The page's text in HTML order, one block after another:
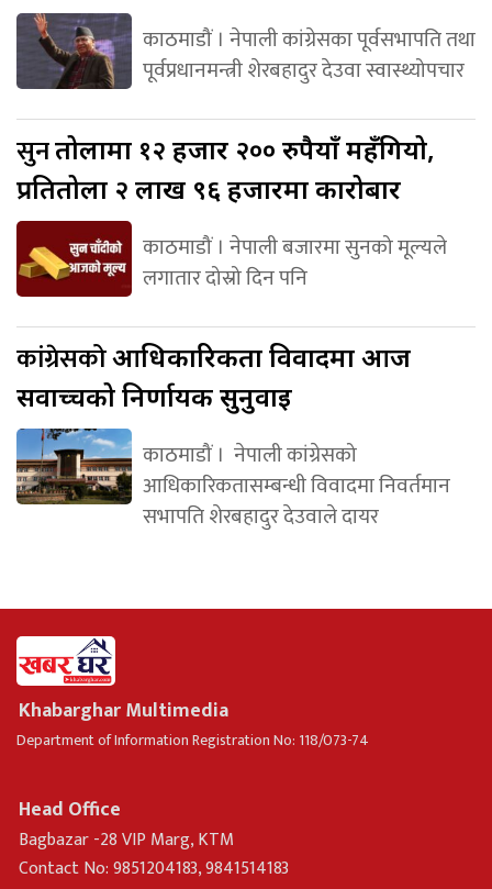
काठमाडौं । नेपाली कांग्रेसका पूर्वसभापति तथा
पूर्वप्रधानमन्त्री शेरबहादुर देउवा स्वास्थ्योपचार
सुनतोलामा १२ हजार २०० रुपैयाँ महँगियो,
प्रतितोला २ लाख ९६ हजारमा कारोबार
काठमाडौं । नेपाली बजारमा सुनको मूल्यले
लगातार दोस्रो दिन पनि
कांग्रेसकोआधिकारिकता विवादमा आज
सर्वोच्चको निर्णायक सुनुवाइ
काठमाडौं । नेपाली कांग्रेसको
आधिकारिकतासम्बन्धी विवादमा निवर्तमान
सभापति शेरबहादुर देउवाले दायर
Khabarghar Multimedia
Department of Information Registration No: 118/073-74
Head Office
Bagbazar -28 VIP Marg, KTM
Contact No: 9851204183, 9841514183